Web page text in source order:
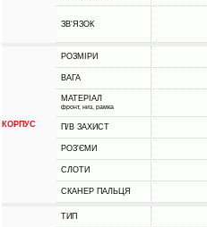
ЗВ'ЯЗОК
КОРПУС
РОЗМІРИ
ВАГА
МАТЕРІАЛ
фронт, низ, рамка
П/В ЗАХИСТ
РОЗ'ЄМИ
СЛОТИ
СКАНЕР ПАЛЬЦЯ
ТИП